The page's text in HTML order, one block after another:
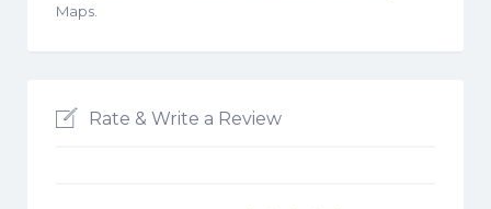
Maps.
Rate & Write a Review